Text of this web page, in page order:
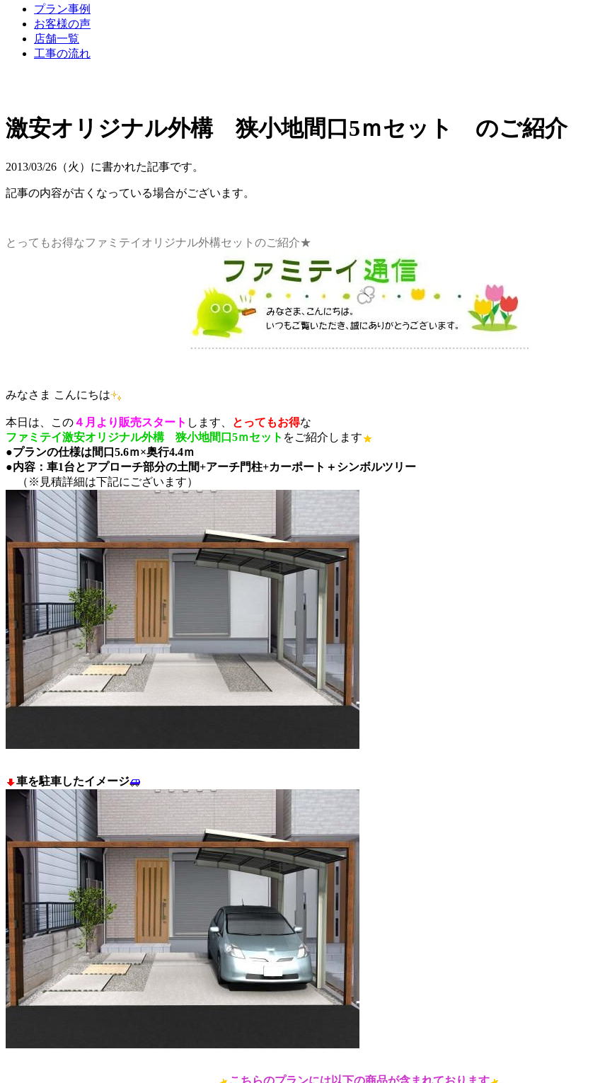
プラン事例
お客様の声
店舗一覧
工事の流れ
激安オリジナル外構 狭小地間口5ｍセット のご紹介
2013/03/26（火）に書かれた記事です。
記事の内容が古くなっている場合がございます。
とってもお得なファミテイオリジナル外構セットのご紹介★
みなさま こんにちは
本日は、この４月より販売スタート します、 とってもお得な
ファミテイ激安オリジナル外構 狭小地間口5ｍセット をご紹介します
●プランの仕様は間口5.6ｍ×奥行4.4ｍ
●内容：車1台とアプローチ部分の土間+アーチ門柱+カーポート＋シンボルツリー
（※見積詳細は下記にございます）
車を駐車したイメージ
こちらのプランには以下の商品が含まれております